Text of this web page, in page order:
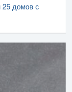
25 домов с